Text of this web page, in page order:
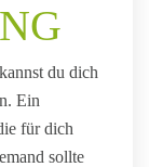
kannst du dich
Ein
für dich
sollte